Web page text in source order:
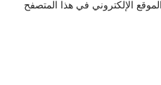
الإلكتروني في هذا المتصفح